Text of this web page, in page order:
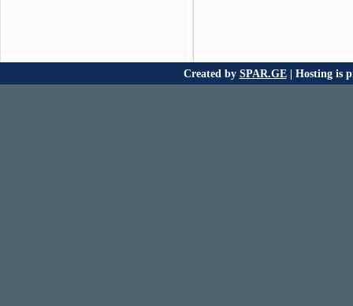
Created by SPAR.GE| Hosting is